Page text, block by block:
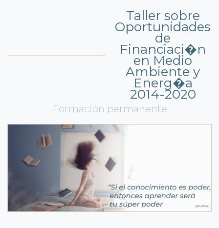
Taller sobre
Oportunidades
de
Financiaci�n
en Medio
Ambiente y
Energ�a
2014-2020
Formación permanente